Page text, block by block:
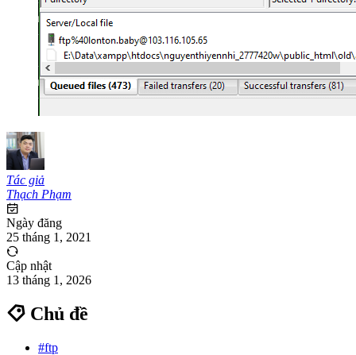
Tác giả
Thạch Phạm
Ngày đăng
25 tháng 1, 2021
Cập nhật
13 tháng 1, 2026
Chủ đề
#ftp